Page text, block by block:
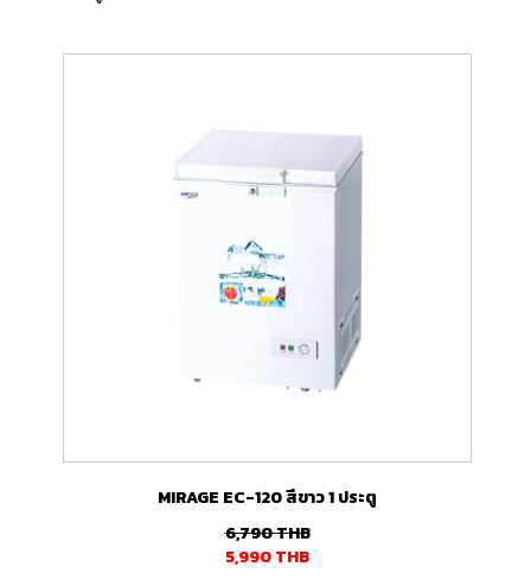
MIRAGE EC-120 สีขาว 1 ประตู
6,790THB
5,990THB